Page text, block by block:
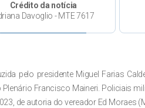
Crédito da notícia
Davoglio - MTE 7617
pelo presidente Miguel Farias
Francisco Maineri. Policiais
de autoria do vereador Ed Moraes